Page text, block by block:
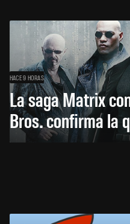
HACE 9 HORAS
La saga Matrix
Bros. confirma la